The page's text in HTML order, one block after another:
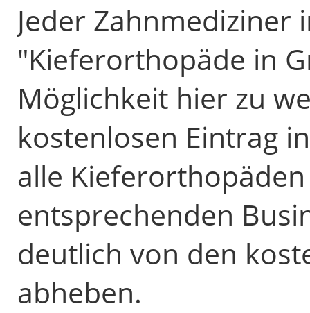
Jeder Zahnmediziner
"Kieferorthopäde in
Möglichkeit hier zu
kostenlosen Eintrag
alle
entsprechenden
deutlich von den
abheben.